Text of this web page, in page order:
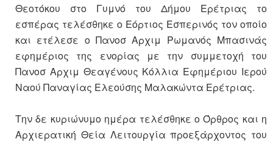
Θεοτόκου στο Γυμνό του Δήμου Ερέτριας το
εσπέρας τελέσθηκε ο Εόρτιος Εσπερινός τον οποίο
και ετέλεσε ο Πανοσ Αρχιμ Ρωμανός Μπασινάς
εφημέριος της ενορίας με την συμμετοχή του
Πανοσ Αρχιμ Θεαγένους Κόλλια Εφημέριου Ιερού
Ναού Παναγίας Ελεούσης Μαλακώντα Ερέτριας.
Την δε κυριώνυμο ημέρα τελέσθηκε ο Όρθρος και η
Αρχιερατική Θεία Λειτουργία προεξάρχοντος του